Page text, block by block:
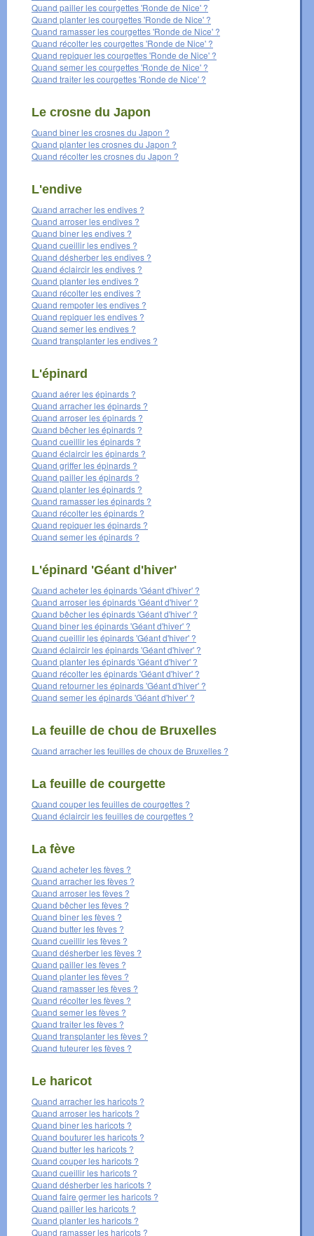
Quand pailler les courgettes 'Ronde de Nice' ?
Quand planter les courgettes 'Ronde de Nice' ?
Quand ramasser les courgettes 'Ronde de Nice' ?
Quand récolter les courgettes 'Ronde de Nice' ?
Quand repiquer les courgettes 'Ronde de Nice' ?
Quand semer les courgettes 'Ronde de Nice' ?
Quand traiter les courgettes 'Ronde de Nice' ?
Le crosne du Japon
Quand biner les crosnes du Japon ?
Quand planter les crosnes du Japon ?
Quand récolter les crosnes du Japon ?
L'endive
Quand arracher les endives ?
Quand arroser les endives ?
Quand biner les endives ?
Quand cueillir les endives ?
Quand désherber les endives ?
Quand éclaircir les endives ?
Quand planter les endives ?
Quand récolter les endives ?
Quand rempoter les endives ?
Quand repiquer les endives ?
Quand semer les endives ?
Quand transplanter les endives ?
L'épinard
Quand aérer les épinards ?
Quand arracher les épinards ?
Quand arroser les épinards ?
Quand bêcher les épinards ?
Quand cueillir les épinards ?
Quand éclaircir les épinards ?
Quand griffer les épinards ?
Quand pailler les épinards ?
Quand planter les épinards ?
Quand ramasser les épinards ?
Quand récolter les épinards ?
Quand repiquer les épinards ?
Quand semer les épinards ?
L'épinard 'Géant d'hiver'
Quand acheter les épinards 'Géant d'hiver' ?
Quand arroser les épinards 'Géant d'hiver' ?
Quand bêcher les épinards 'Géant d'hiver' ?
Quand biner les épinards 'Géant d'hiver' ?
Quand cueillir les épinards 'Géant d'hiver' ?
Quand éclaircir les épinards 'Géant d'hiver' ?
Quand planter les épinards 'Géant d'hiver' ?
Quand récolter les épinards 'Géant d'hiver' ?
Quand retourner les épinards 'Géant d'hiver' ?
Quand semer les épinards 'Géant d'hiver' ?
La feuille de chou de Bruxelles
Quand arracher les feuilles de choux de Bruxelles ?
La feuille de courgette
Quand couper les feuilles de courgettes ?
Quand éclaircir les feuilles de courgettes ?
La fève
Quand acheter les fèves ?
Quand arracher les fèves ?
Quand arroser les fèves ?
Quand bêcher les fèves ?
Quand biner les fèves ?
Quand butter les fèves ?
Quand cueillir les fèves ?
Quand désherber les fèves ?
Quand pailler les fèves ?
Quand planter les fèves ?
Quand ramasser les fèves ?
Quand récolter les fèves ?
Quand semer les fèves ?
Quand traiter les fèves ?
Quand transplanter les fèves ?
Quand tuteurer les fèves ?
Le haricot
Quand arracher les haricots ?
Quand arroser les haricots ?
Quand biner les haricots ?
Quand bouturer les haricots ?
Quand butter les haricots ?
Quand couper les haricots ?
Quand cueillir les haricots ?
Quand désherber les haricots ?
Quand faire germer les haricots ?
Quand pailler les haricots ?
Quand planter les haricots ?
Quand ramasser les haricots ?